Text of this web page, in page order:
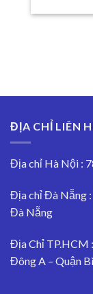
ĐỊA CHỈ LIÊN
Địa chỉ Hà Nội :
Địa chỉ Đà Nẵng :
Đà Nẵng
Địa Chỉ TP.HCM
Đông A – Quận